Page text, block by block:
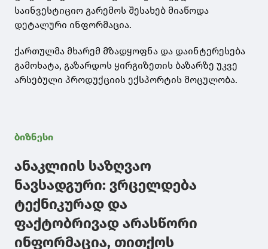
საინვესტიციო გარემოს შესახებ მიაწოდა
დეტალური ინფორმაცია.
ქართულმა მხარემ მზადყოფნა და დაინტერესება
გამოხატა, გაზარდოს ყირგიზეთის ბაზარზე უკვე
არსებული პროდუქციის ექსპორტის მოცულობა.
ბიზნესი
ანაკლიის საზღვაო
ნავსადგური: ვრცელდება
ტექნიკურად და
ფაქტობრივად არასწორი
ინფორმაცია, თითქოს